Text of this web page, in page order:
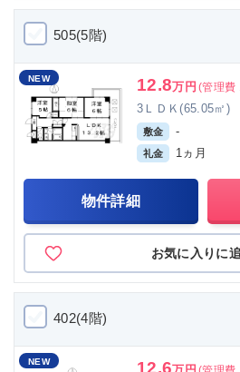
505(5階)
NEW 12.8万円 (管理費
3ＬＤＫ(65.05㎡)
敷金 -
礼金 1ヵ月
物件詳細
お気に入りに
402(4階)
NEW 12.6